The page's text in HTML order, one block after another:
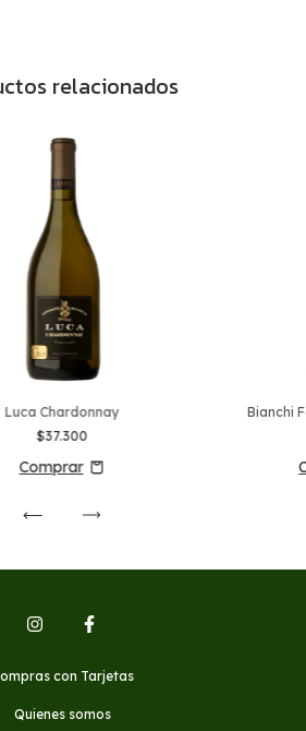
relacionados
Luca Chardonnay
$37.300
Bianchi
con Tarjetas
Quienes somos